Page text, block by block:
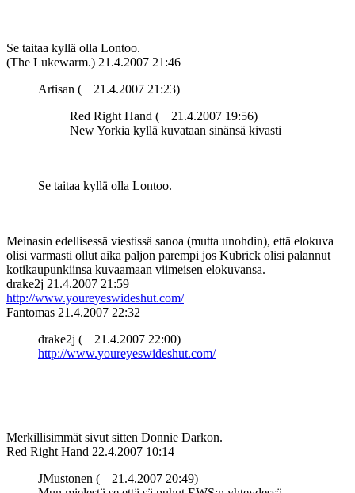
Se taitaa kyllä olla Lontoo.
(The Lukewarm.) 21.4.2007 21:46
Artisan (
21.4.2007 21:23)
Red Right Hand (
21.4.2007 19:56)
New Yorkia kyllä kuvataan sinänsä kivasti
Se taitaa kyllä olla Lontoo.
Meinasin edellisessä viestissä sanoa (mutta unohdin), että elokuva
olisi varmasti ollut aika paljon parempi jos Kubrick olisi palannut
kotikaupunkiinsa kuvaamaan viimeisen elokuvansa.
drake2j 21.4.2007 21:59
http://www.youreyeswideshut.com/
Fantomas 21.4.2007 22:32
drake2j (
21.4.2007 22:00)
http://www.youreyeswideshut.com/
Merkillisimmät sivut sitten Donnie Darkon.
Red Right Hand 22.4.2007 10:14
JMustonen (
21.4.2007 20:49)